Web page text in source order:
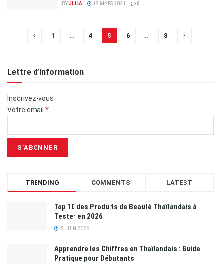
BYJULIA 18 MARS 2021 0
1 … 4 5 6 … 8
Lettre d’information
Inscrivez-vous
Votre email *
TRENDING COMMENTS LATEST
Top 10 des Produits de Beauté Thaïlandais à
Tester en 2026
5 JUIN 2026
Apprendre les Chiffres en Thaïlandais : Guide
Pratique pour Débutants